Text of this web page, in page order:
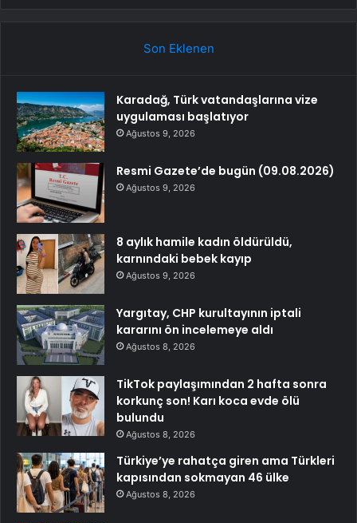
Son Eklenen
Karadağ, Türk vatandaşlarına vize
uygulaması başlatıyor
Ağustos 9, 2026
Resmi Gazete’de bugün (09.08.2026)
Ağustos 9, 2026
8 aylık hamile kadın öldürüldü,
karnındaki bebek kayıp
Ağustos 9, 2026
Yargıtay, CHP kurultayının iptali
kararını ön incelemeye aldı
Ağustos 8, 2026
TikTok paylaşımından 2 hafta sonra
korkunç son! Karı koca evde ölü
bulundu
Ağustos 8, 2026
Türkiye’ye rahatça giren ama Türkleri
kapısından sokmayan 46 ülke
Ağustos 8, 2026